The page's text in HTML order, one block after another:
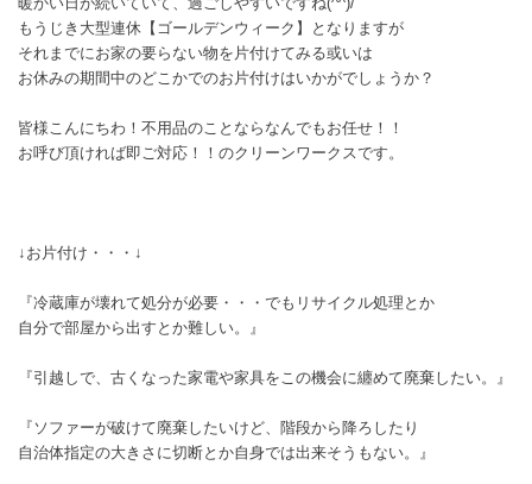
もうじき大型連休【ゴールデンウィーク】となりますが
それまでにお家の要らない物を片付けてみる或いは
お休みの期間中のどこかでのお片付けはいかがでしょうか？
皆様こんにちわ！不用品のことならなんでもお任せ！！
お呼び頂ければ即ご対応！！のクリーンワークスです。
↓お片付け・・・↓
『冷蔵庫が壊れて処分が必要・・・でもリサイクル処理とか
自分で部屋から出すとか難しい。』
『引越しで、古くなった家電や家具をこの機会に纏めて廃棄したい。』
『ソファーが破けて廃棄したいけど、階段から降ろしたり
自治体指定の大きさに切断とか自身では出来そうもない。』